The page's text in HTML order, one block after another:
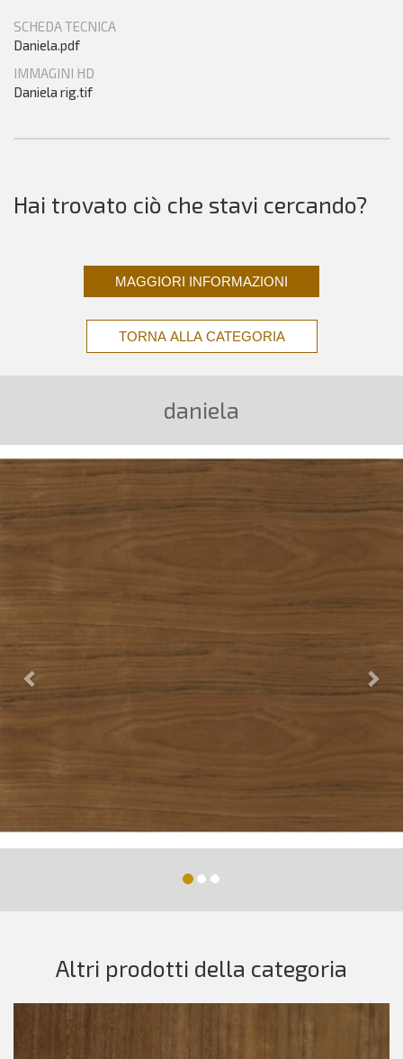
SCHEDA TECNICA
Daniela.pdf
IMMAGINI HD
Daniela rig.tif
Hai trovato ciò che stavi cercando?
MAGGIORI INFORMAZIONI
TORNA ALLA CATEGORIA
daniela
Altri prodotti della categoria